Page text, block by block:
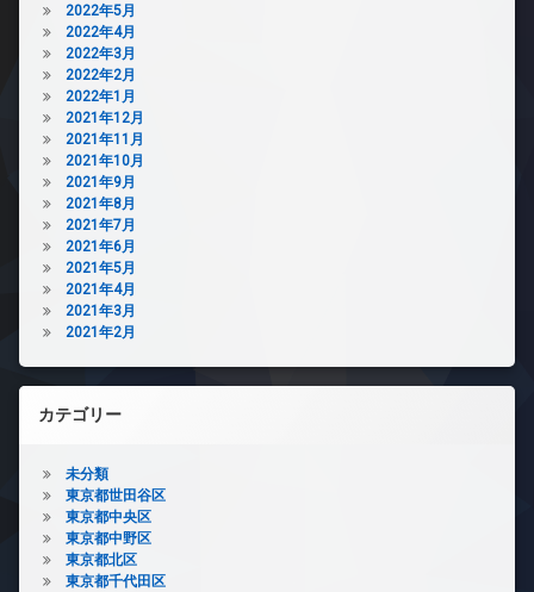
2022年5月
2022年4月
2022年3月
2022年2月
2022年1月
2021年12月
2021年11月
2021年10月
2021年9月
2021年8月
2021年7月
2021年6月
2021年5月
2021年4月
2021年3月
2021年2月
カテゴリー
未分類
東京都世田谷区
東京都中央区
東京都中野区
東京都北区
東京都千代田区